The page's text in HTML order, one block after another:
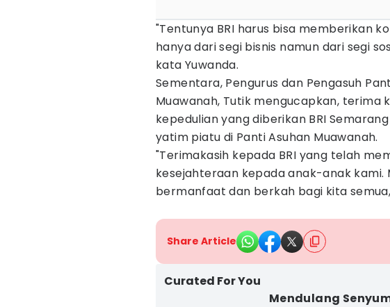
"Tentunya BRI harus bisa memberikan
hanya dari segi bisnis namun dari segi
kata Yuwanda.
Sementara, Pengurus dan Pengasuh
Muawanah, Tutik mengucapkan, terima
kepedulian yang diberikan BRI
yatim piatu di Panti Asuhan Muawanah.
"Terimakasih kepada BRI yang telah
kesejahteraan kepada anak-anak kami.
bermanfaat dan berkah bagi kita
Share Article
Curated For You
Mendulang